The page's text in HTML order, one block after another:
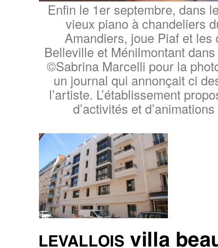
Enfin le 1er septembre, dans
vieux piano à chandeliers
Amandiers, joue Piaf et les
Belleville et Ménilmontant
©Sabrina Marcelli pour la
un journal qui annonçait ci
l’artiste. L’établissement
d’activités et